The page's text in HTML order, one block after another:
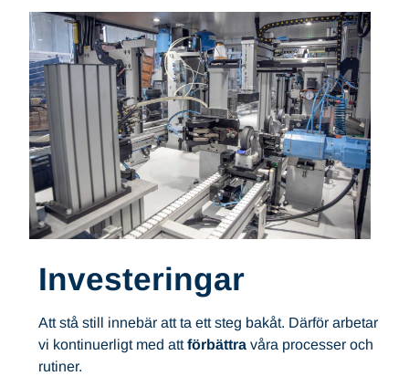
Investeringar
Att stå still innebär att ta ett steg bakåt. Därför arbetar
vi kontinuerligt med attförbättra våra processer och
rutiner.